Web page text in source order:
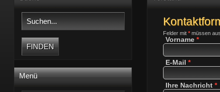
Felder mit *müssen
Vorname *
E-Mail *
Ihre Nachricht *
Menü